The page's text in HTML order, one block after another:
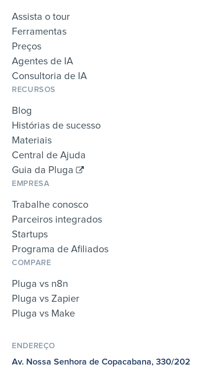
Assista o tour
Ferramentas
Preços
Agentes de IA
Consultoria de IA
RECURSOS
Blog
Histórias de sucesso
Materiais
Central de Ajuda
Guia da Pluga
EMPRESA
Trabalhe conosco
Parceiros integrados
Startups
Programa de Afiliados
COMPARE
Pluga vs n8n
Pluga vs Zapier
Pluga vs Make
ENDEREÇO
Av. Nossa Senhora de Copacabana, 330/202